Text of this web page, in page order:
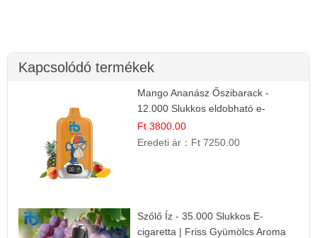
Kapcsolódó termékek
Mango Ananász Őszibarack -
12.000 Slukkos eldobható e-
Cigaretta
Ft 3800.00
Eredeti ár： Ft 7250.00
Szőlő Íz - 35.000 Slukkos E-
cigaretta | Friss Gyümölcs Aroma